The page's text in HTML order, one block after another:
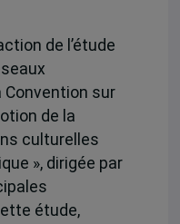
de l’étude
Convention sur
de la
culturelles
», dirigée par
étude,